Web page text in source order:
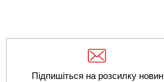
Підпишіться на розсилку новин